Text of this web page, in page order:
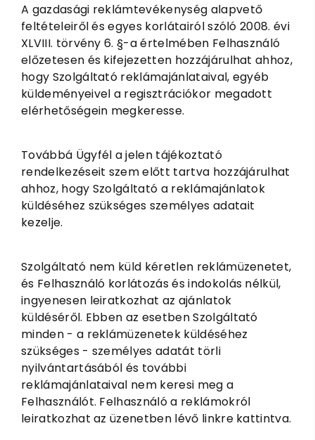
A gazdasági reklámtevékenység alapvető
feltételeiről és egyes korlátairól szóló 2008. évi
XLVIII. törvény 6. §-a értelmében Felhasználó
előzetesen és kifejezetten hozzájárulhat ahhoz,
hogy Szolgáltató reklámajánlataival, egyéb
küldeményeivel a regisztrációkor megadott
elérhetőségein megkeresse.
Továbbá Ügyfél a jelen tájékoztató
rendelkezéseit szem előtt tartva hozzájárulhat
ahhoz, hogy Szolgáltató a reklámajánlatok
küldéséhez szükséges személyes adatait
kezelje.
Szolgáltató nem küld kéretlen reklámüzenetet,
és Felhasználó korlátozás és indokolás nélkül,
ingyenesen leiratkozhat az ajánlatok
küldéséről. Ebben az esetben Szolgáltató
minden - a reklámüzenetek küldéséhez
szükséges - személyes adatát törli
nyilvántartásából és további
reklámajánlataival nem keresi meg a
Felhasználót. Felhasználó a reklámokról
leiratkozhat az üzenetben lévő linkre kattintva.